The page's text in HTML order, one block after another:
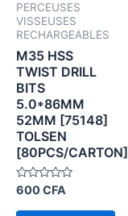
PERCEUSES
VISSEUSES
RECHARGEABLES
M35 HSS
TWIST DRILL
BITS
5.0*86MM
52MM [75148]
TOLSEN
[80PCS/CARTON]
Rated
out
600CFA